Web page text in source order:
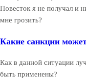
Повесток я не получал и
мне грозить?
Какие санкции
Как в данной ситуации
быть применены?